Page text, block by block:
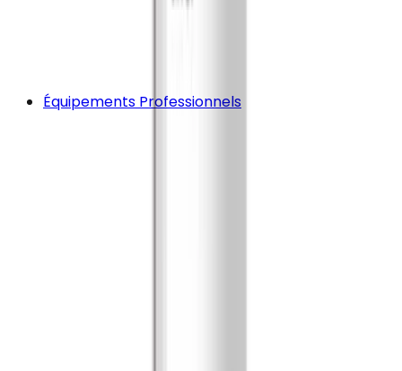
Équipements Professionnels